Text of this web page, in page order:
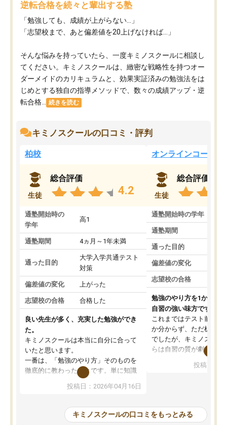
逆転合格を続々と輩出する塾
「勉強しても、成績が上がらない…」
「志望校まで、あと偏差値を20上げなければ…」
そんな悩みを持っていたら、一度キミノスクールに相談し
てください。キミノスクールは、緻密な戦略性を持つオー
ダーメイドのカリキュラムと、効果実証済みの勉強法をは
じめとする独自の指導メソッドで、数々の成績アップ・逆
転合格...
続きを読む
キミノスクールの口コミ・評判
柏校
生徒
総合評価
4.2
通塾開始時の
学年
高1
通塾期間 4ヵ月～1年未満
通った目的
大学入学共通テスト
対策
偏差値の変化 上がった
志望校の合格 合格した
良い先生が多く、充実した勉強ができ
た。
キミノスクールは本当に自分に合って
いたと思います。
一番は、「勉強のやり方」そのものを
徹底的に教わったことです。単に知識
を詰め込むのではなく、自学自習の習
慣が身につくよう並走してくれるの
はなくなりました。
投稿日：2026年04月16日
オンラインコース
生徒
総合評価
通塾開始時の学年
通塾期間
通った目的
偏差値の変化
志望校の合格
勉強のやり方を1から教
自習の強い味方です。
これまではテスト前に何
か分からず、ただ机に座
でしたが、キミノスクー
らは自習の質が劇的に変
を明確にしてくれるの
の仕方をコーチングして
ルなので、家での学習習
投稿日：
キミノスクールの口コミをもっとみる